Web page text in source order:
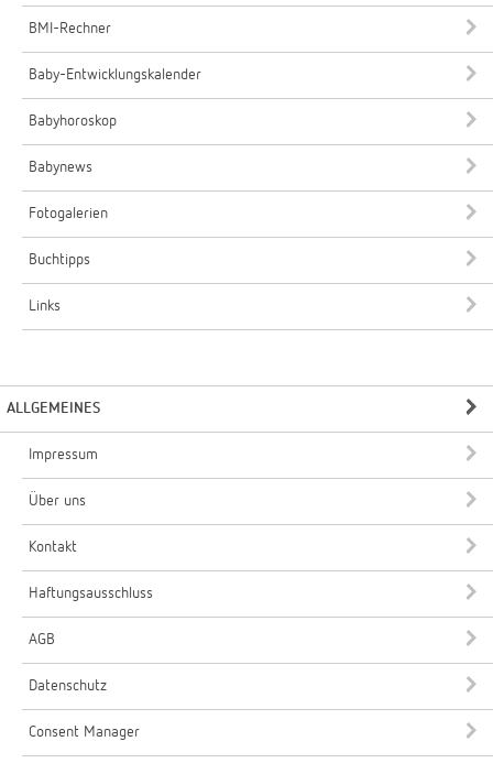
BMI-Rechner
Baby-Entwicklungskalender
Babyhoroskop
Babynews
Fotogalerien
Buchtipps
Links
ALLGEMEINES
Impressum
Über uns
Kontakt
Haftungsausschluss
AGB
Datenschutz
Consent Manager